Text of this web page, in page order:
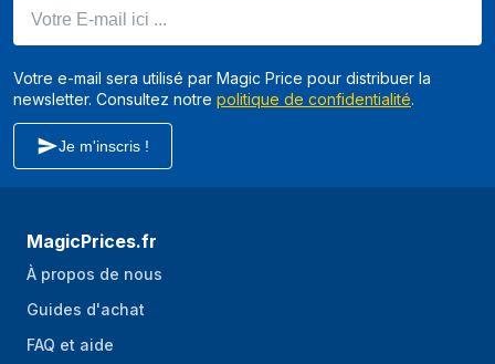
Prise en charge de
Non-ECC Oui
Audio
Haut-parleurs
Non
Puissance
Type d'alimentation
d'énergie
Votre e-mail sera utilisé par Magic Price pour distribuer la
newsletter. Consultez notre politique de confidentialité.
Je m'inscris !
MagicPrices.fr
À propos de nous
Guides d'achat
FAQ et aide